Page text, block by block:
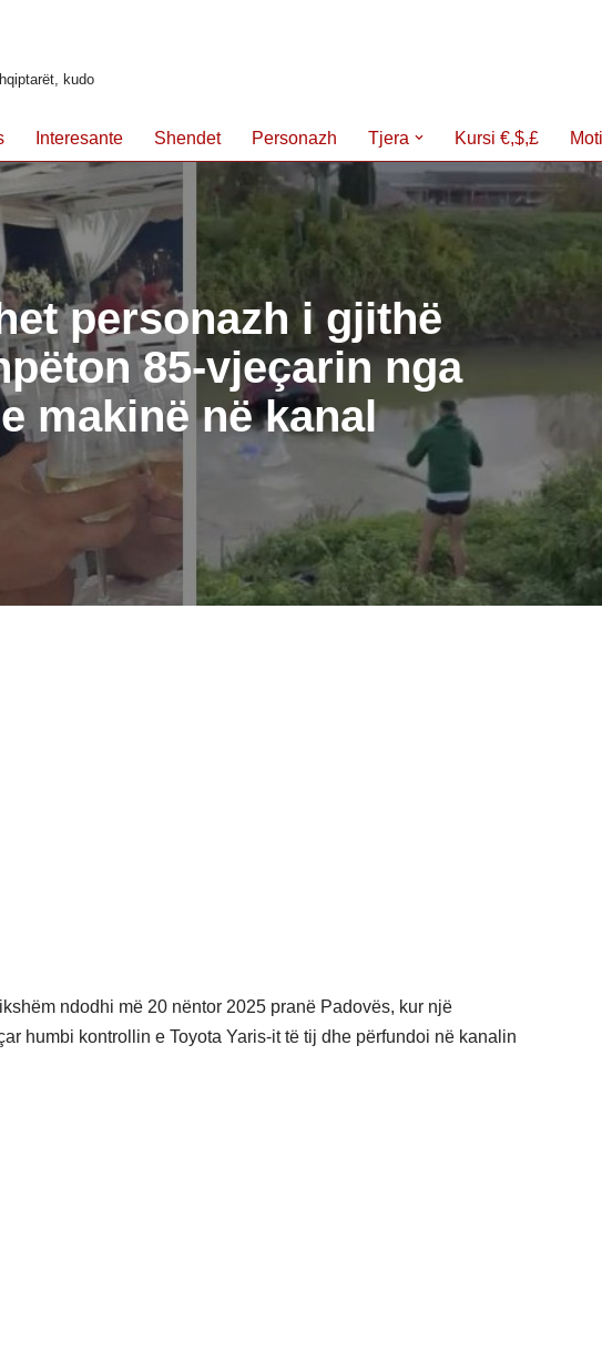
kudo
Interesante Shendet Personazh Tjera Kursi €,$,£
personazh i gjithë
85-vjeçarin nga
makinë në kanal
ndodhi më 20 nëntor 2025 pranë Padovës, kur një
humbi kontrollin e Toyota Yaris-it të tij dhe përfundoi në kanalin